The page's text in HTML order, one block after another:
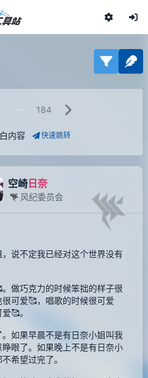
184
内容 快速跳转
空崎日奈
风纪委员会
说不定我已经对这个世界没有
做巧克力的时候笨拙的样子很
可爱🥰，唱歌的时候很可爱
🥰。
如果早晨不是有日奈小姐叫我
眼了。如果晚上不是有日奈小
希望过完了。